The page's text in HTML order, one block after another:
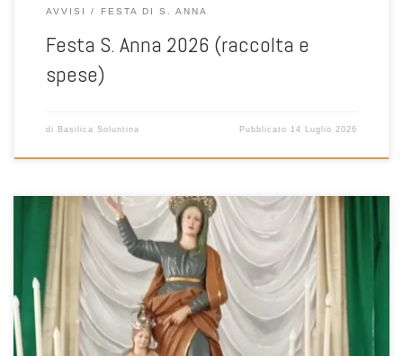
AVVISI FESTA DI S. ANNA
Festa S. Anna 2026 (raccolta e
spese)
di Basilica Soluntina Pubblicato 14 Luglio 2026
Carissimi la comunità tutta di Santa Flavia si sta preparando per la
festa di S. Anna.quest’anno vorrei già ringraziare il gruppo del
comitato dei festeggiamenti che sta dando un ottimo aiuto per una
buona riuscita della festa 2026. Già fin d’ora vi dico grazie per la
vostra partecipazione. Durante la […]